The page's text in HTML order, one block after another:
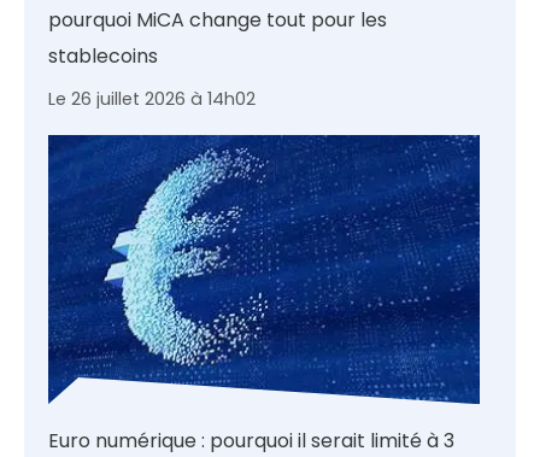
pourquoi MiCA change tout pour les
stablecoins
Le 26 juillet 2026 à 14h02
Euro numérique : pourquoi il serait limité à 3